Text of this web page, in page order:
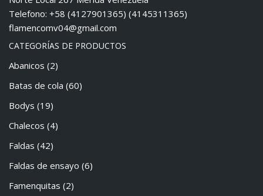
Telefono: +58 (4127901365) (4145311365)
flamencomv04@gmail.com
CATEGORÍAS DE PRODUCTOS
Abanicos (2)
Batas de cola (60)
Bodys (19)
Chalecos (4)
Faldas (42)
Faldas de ensayo (6)
Famenquitas (2)